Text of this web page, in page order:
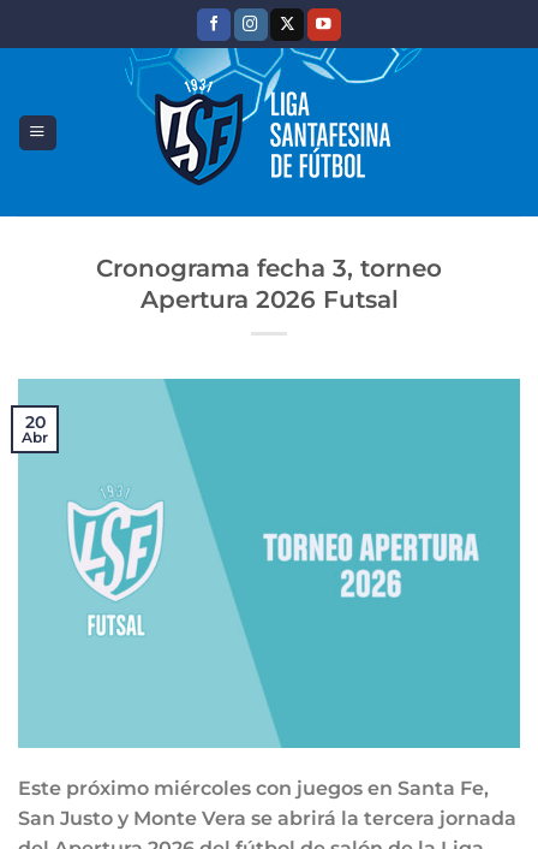
Cronograma fecha 3, torneo
Apertura 2026 Futsal
20
Abr
Este próximo miércoles con juegos en Santa Fe,
San Justo y Monte Vera se abrirá la tercera jornada